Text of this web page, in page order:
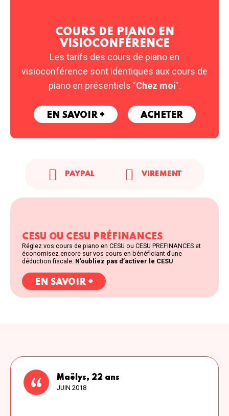
COURS DE PIANO EN
VISIOCONFÉRENCE
Les tarifs des cours de piano en
visioconférence sont identiques aux cours de
piano en présentiels "Chez moi".
EN SAVOIR + ACHETER
PAYPAL VIREMENT
CESU OU CESU PRÉFINANCES
Réglez vos cours de piano en CESU ou CESU PREFINANCES et
économisez encore sur vos cours en bénéficiant d’une
déduction fiscale. N’oubliez pas d’activer le CESU
EN SAVOIR +
Maëlys, 22 ans
JUIN 2018